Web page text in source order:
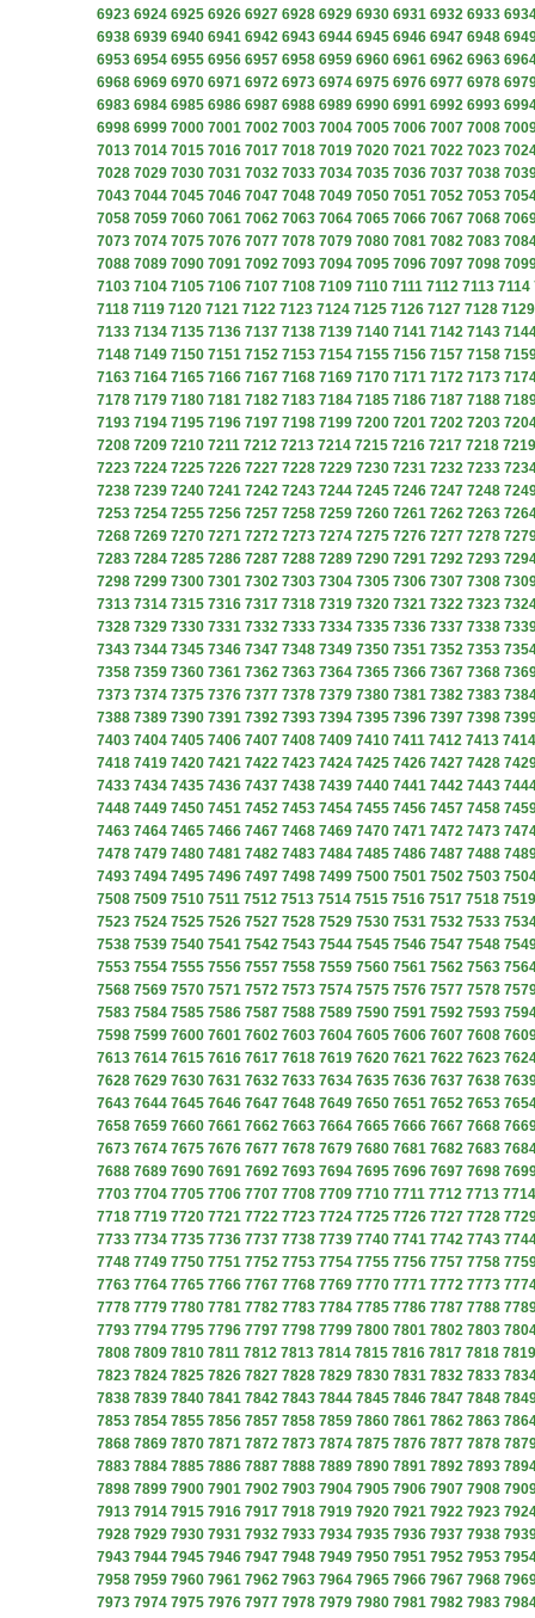
6923 6924 6925 6926 6927 6928 6929 6930 6931 6932 6933
6938 6939 6940 6941 6942 6943 6944 6945 6946 6947 6948
6953 6954 6955 6956 6957 6958 6959 6960 6961 6962 6963
6968 6969 6970 6971 6972 6973 6974 6975 6976 6977 6978
6983 6984 6985 6986 6987 6988 6989 6990 6991 6992 6993
6998 6999 7000 7001 7002 7003 7004 7005 7006 7007 7008
7013 7014 7015 7016 7017 7018 7019 7020 7021 7022 7023
7028 7029 7030 7031 7032 7033 7034 7035 7036 7037 7038
7043 7044 7045 7046 7047 7048 7049 7050 7051 7052 7053
7058 7059 7060 7061 7062 7063 7064 7065 7066 7067 7068
7073 7074 7075 7076 7077 7078 7079 7080 7081 7082 7083
7088 7089 7090 7091 7092 7093 7094 7095 7096 7097 7098
7103 7104 7105 7106 7107 7108 7109 7110 7111 7112 7113 7114
7118 7119 7120 7121 7122 7123 7124 7125 7126 7127 7128 7129
7133 7134 7135 7136 7137 7138 7139 7140 7141 7142 7143
7148 7149 7150 7151 7152 7153 7154 7155 7156 7157 7158
7163 7164 7165 7166 7167 7168 7169 7170 7171 7172 7173
7178 7179 7180 7181 7182 7183 7184 7185 7186 7187 7188
7193 7194 7195 7196 7197 7198 7199 7200 7201 7202 7203
7208 7209 7210 7211 7212 7213 7214 7215 7216 7217 7218 7219
7223 7224 7225 7226 7227 7228 7229 7230 7231 7232 7233
7238 7239 7240 7241 7242 7243 7244 7245 7246 7247 7248
7253 7254 7255 7256 7257 7258 7259 7260 7261 7262 7263
7268 7269 7270 7271 7272 7273 7274 7275 7276 7277 7278
7283 7284 7285 7286 7287 7288 7289 7290 7291 7292 7293
7298 7299 7300 7301 7302 7303 7304 7305 7306 7307 7308
7313 7314 7315 7316 7317 7318 7319 7320 7321 7322 7323
7328 7329 7330 7331 7332 7333 7334 7335 7336 7337 7338
7343 7344 7345 7346 7347 7348 7349 7350 7351 7352 7353
7358 7359 7360 7361 7362 7363 7364 7365 7366 7367 7368
7373 7374 7375 7376 7377 7378 7379 7380 7381 7382 7383
7388 7389 7390 7391 7392 7393 7394 7395 7396 7397 7398
7403 7404 7405 7406 7407 7408 7409 7410 7411 7412 7413 7414
7418 7419 7420 7421 7422 7423 7424 7425 7426 7427 7428
7433 7434 7435 7436 7437 7438 7439 7440 7441 7442 7443
7448 7449 7450 7451 7452 7453 7454 7455 7456 7457 7458
7463 7464 7465 7466 7467 7468 7469 7470 7471 7472 7473
7478 7479 7480 7481 7482 7483 7484 7485 7486 7487 7488
7493 7494 7495 7496 7497 7498 7499 7500 7501 7502 7503
7508 7509 7510 7511 7512 7513 7514 7515 7516 7517 7518 7519
7523 7524 7525 7526 7527 7528 7529 7530 7531 7532 7533
7538 7539 7540 7541 7542 7543 7544 7545 7546 7547 7548
7553 7554 7555 7556 7557 7558 7559 7560 7561 7562 7563
7568 7569 7570 7571 7572 7573 7574 7575 7576 7577 7578
7583 7584 7585 7586 7587 7588 7589 7590 7591 7592 7593
7598 7599 7600 7601 7602 7603 7604 7605 7606 7607 7608
7613 7614 7615 7616 7617 7618 7619 7620 7621 7622 7623
7628 7629 7630 7631 7632 7633 7634 7635 7636 7637 7638
7643 7644 7645 7646 7647 7648 7649 7650 7651 7652 7653
7658 7659 7660 7661 7662 7663 7664 7665 7666 7667 7668
7673 7674 7675 7676 7677 7678 7679 7680 7681 7682 7683
7688 7689 7690 7691 7692 7693 7694 7695 7696 7697 7698
7703 7704 7705 7706 7707 7708 7709 7710 7711 7712 7713 7714
7718 7719 7720 7721 7722 7723 7724 7725 7726 7727 7728
7733 7734 7735 7736 7737 7738 7739 7740 7741 7742 7743
7748 7749 7750 7751 7752 7753 7754 7755 7756 7757 7758
7763 7764 7765 7766 7767 7768 7769 7770 7771 7772 7773
7778 7779 7780 7781 7782 7783 7784 7785 7786 7787 7788
7793 7794 7795 7796 7797 7798 7799 7800 7801 7802 7803
7808 7809 7810 7811 7812 7813 7814 7815 7816 7817 7818 7819
7823 7824 7825 7826 7827 7828 7829 7830 7831 7832 7833
7838 7839 7840 7841 7842 7843 7844 7845 7846 7847 7848
7853 7854 7855 7856 7857 7858 7859 7860 7861 7862 7863
7868 7869 7870 7871 7872 7873 7874 7875 7876 7877 7878
7883 7884 7885 7886 7887 7888 7889 7890 7891 7892 7893
7898 7899 7900 7901 7902 7903 7904 7905 7906 7907 7908
7913 7914 7915 7916 7917 7918 7919 7920 7921 7922 7923
7928 7929 7930 7931 7932 7933 7934 7935 7936 7937 7938
7943 7944 7945 7946 7947 7948 7949 7950 7951 7952 7953
7958 7959 7960 7961 7962 7963 7964 7965 7966 7967 7968
7973 7974 7975 7976 7977 7978 7979 7980 7981 7982 7983